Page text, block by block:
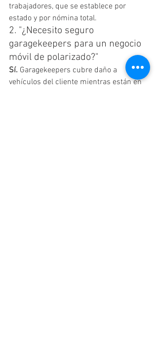
trabajadores, que se establece por
estado y por nómina total.
2. "¿Necesito seguro
garagekeepers para un negocio
móvil de polarizado?"
Sí. Garagekeepers cubre daño a
vehículos del cliente mientras están en